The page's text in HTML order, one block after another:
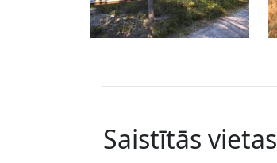
Saistītās vietas